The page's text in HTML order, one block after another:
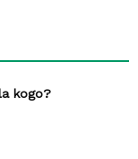
kogo?